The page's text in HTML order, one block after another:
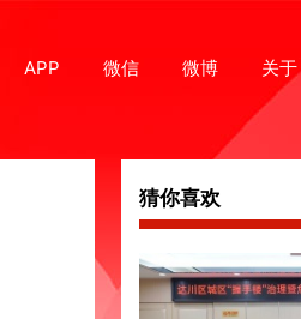
APP 微信 微博 关于
猜你喜欢